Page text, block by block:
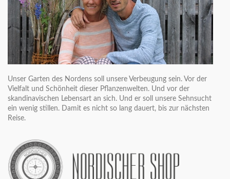
Unser Garten des Nordens soll unsere Verbeugung sein. Vor der
Vielfalt und Schönheit dieser Pflanzenwelten. Und vor der
skandinavischen Lebensart an sich. Und er soll unsere Sehnsucht
ein wenig stillen. Damit es nicht so lang dauert, bis zur nächsten
Reise.